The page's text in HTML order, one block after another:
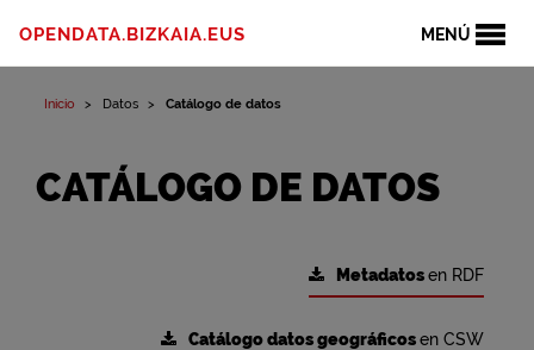
MENÚ
OPENDATA.BIZKAIA.EUS
Inicio Datos Catálogo de datos
CATÁLOGO DE DATOS
Metadatosen RDF
Catálogo datos geográficosen CSW